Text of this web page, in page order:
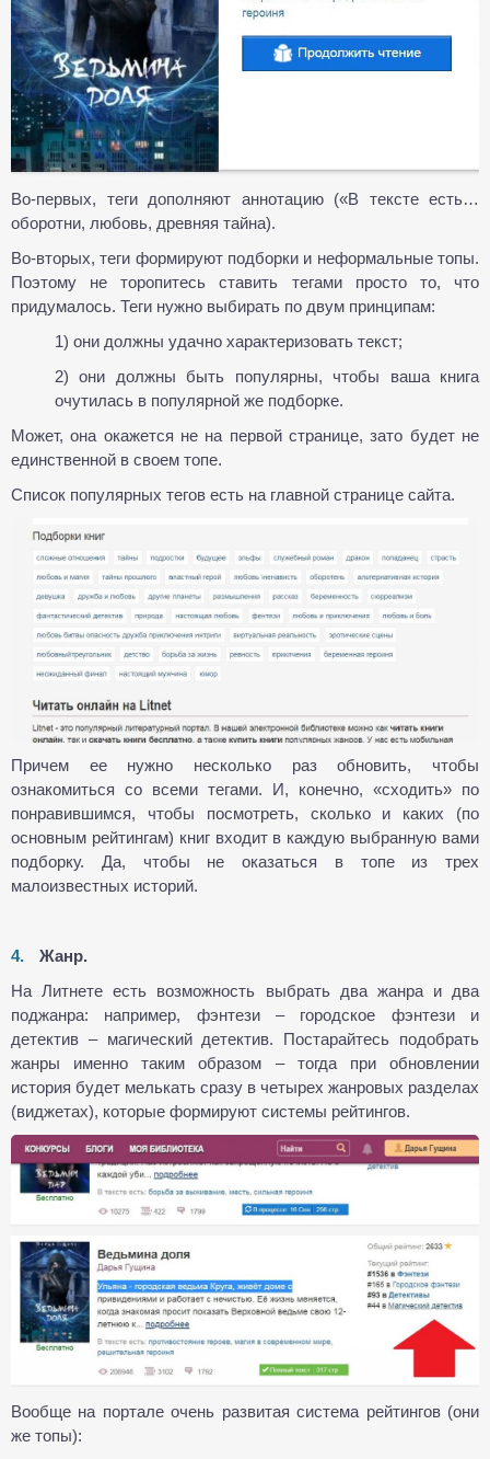
Во-первых, теги дополняют аннотацию («В тексте есть…
оборотни, любовь, древняя тайна).
Во-вторых, теги формируют подборки и неформальные топы.
Поэтому не торопитесь ставить тегами просто то, что
придумалось. Теги нужно выбирать по двум принципам:
1) они должны удачно характеризовать текст;
2) они должны быть популярны, чтобы ваша книга
очутилась в популярной же подборке.
Может, она окажется не на первой странице, зато будет не
единственной в своем топе.
Список популярных тегов есть на главной странице сайта.
Причем ее нужно несколько раз обновить, чтобы
ознакомиться со всеми тегами. И, конечно, «сходить» по
понравившимся, чтобы посмотреть, сколько и каких (по
основным рейтингам) книг входит в каждую выбранную вами
подборку. Да, чтобы не оказаться в топе из трех
малоизвестных историй.
Жанр.
На Литнете есть возможность выбрать два жанра и два
поджанра: например, фэнтези – городское фэнтези и
детектив – магический детектив. Постарайтесь подобрать
жанры именно таким образом – тогда при обновлении
история будет мелькать сразу в четырех жанровых разделах
(виджетах), которые формируют системы рейтингов.
Вообще на портале очень развитая система рейтингов (они
же топы):